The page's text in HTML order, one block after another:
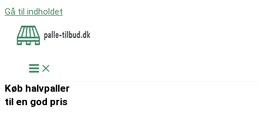
Gå til indholdet
Køb halvpaller
til en god pris